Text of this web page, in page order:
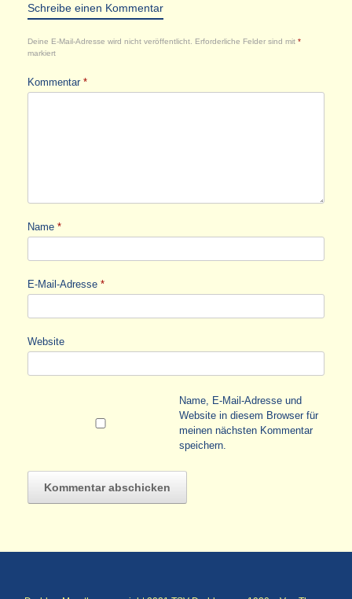
Schreibe einen Kommentar
Deine E-Mail-Adresse wird nicht veröffentlicht. Erforderliche Felder sind mit *
markiert
Kommentar *
Name *
E-Mail-Adresse *
Website
Name, E-Mail-Adresse und
Website in diesem Browser für
meinen nächsten Kommentar
speichern.